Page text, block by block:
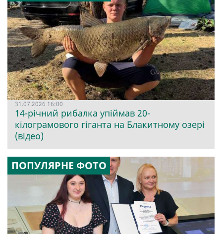
31.07.2026 16:00
14-річний рибалка упіймав 20-
кілограмового гіганта на Блакитному озері
(відео)
ПОПУЛЯРНЕ ФОТО